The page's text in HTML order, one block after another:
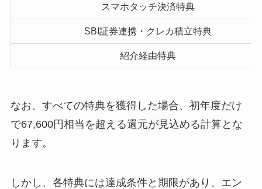
スマホタッチ決済特典
SBI証券連携・クレカ積立特典
紹介経由特典
なお、すべての特典を獲得した場合、初年度だけ
で67,600円相当を超える還元が見込める計算とな
ります。
しかし、各特典には達成条件と期限があり、エン